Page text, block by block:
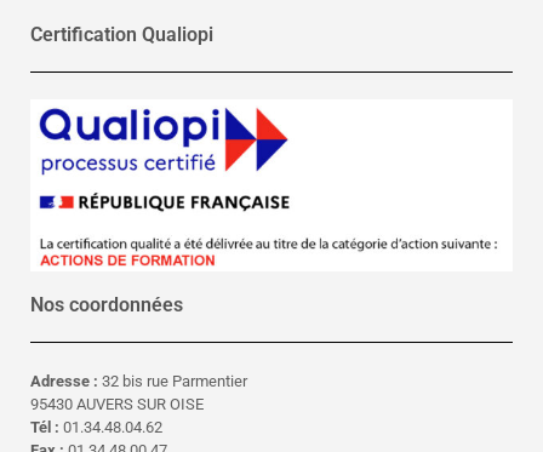
Certification Qualiopi
Nos coordonnées
Adresse : 32 bis rue Parmentier
95430 AUVERS SUR OISE
Tél : 01.34.48.04.62